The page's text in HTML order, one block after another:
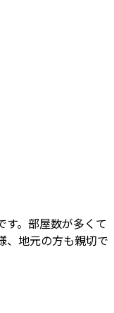
す。部屋数が多くて
、地元の方も親切で